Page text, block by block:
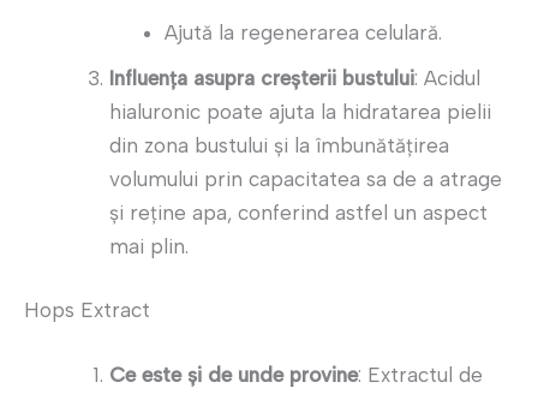
Ajută la regenerarea celulară.
Influența asupra creșterii bustului: Acidul
hialuronic poate ajuta la hidratarea pielii
din zona bustului și la îmbunătățirea
volumului prin capacitatea sa de a atrage
și reține apa, conferind astfel un aspect
mai plin.
Hops Extract
Ce este și de unde provine: Extractul de